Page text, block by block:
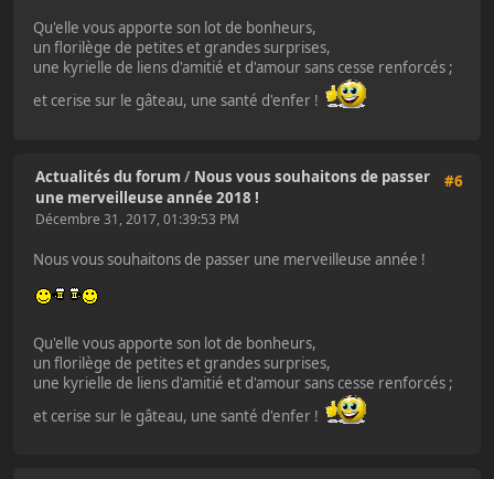
Qu'elle vous apporte son lot de bonheurs,
un florilège de petites et grandes surprises,
une kyrielle de liens d'amitié et d'amour sans cesse renforcés ;
et cerise sur le gâteau, une santé d'enfer !
#6
Actualités du forum / Nous vous souhaitons de passer
une merveilleuse année 2018 !
Décembre 31, 2017, 01:39:53 PM
Nous vous souhaitons de passer une merveilleuse année !
Qu'elle vous apporte son lot de bonheurs,
un florilège de petites et grandes surprises,
une kyrielle de liens d'amitié et d'amour sans cesse renforcés ;
et cerise sur le gâteau, une santé d'enfer !